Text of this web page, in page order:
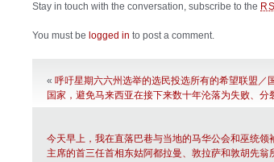
Stay in touch with the conversation, subscribe to the
You must be logged in to post a comment.
« 呼吁星期六六州选举的选民投选所有的希望联盟／
国家，避免马来西亚在接下来数十年沦落为失败、分
今天早上，我在直落巴巷与当地的马华公会和巫统
主席的首三任首相东姑阿都拉曼、敦拉萨和敦胡先